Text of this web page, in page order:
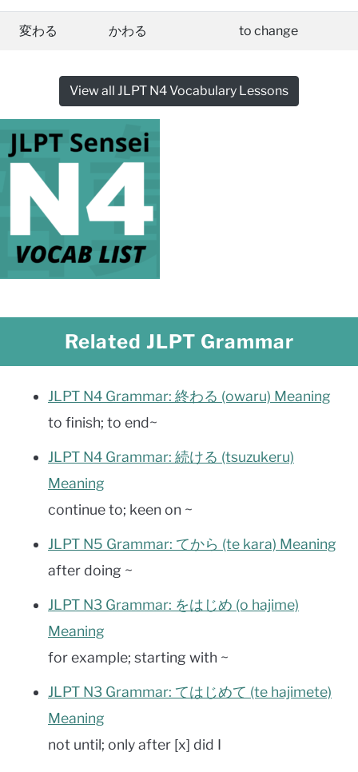
変わる かわる to change
View all JLPT N4 Vocabulary Lessons
Related JLPT Grammar
JLPT N4 Grammar: 終わる (owaru) Meaning
to finish; to end~
JLPT N4 Grammar: 続ける (tsuzukeru)
Meaning
continue to; keen on ~
JLPT N5 Grammar: てから (te kara) Meaning
after doing ~
JLPT N3 Grammar: をはじめ (o hajime)
Meaning
for example; starting with ~
JLPT N3 Grammar: てはじめて (te hajimete)
Meaning
not until; only after [x] did I